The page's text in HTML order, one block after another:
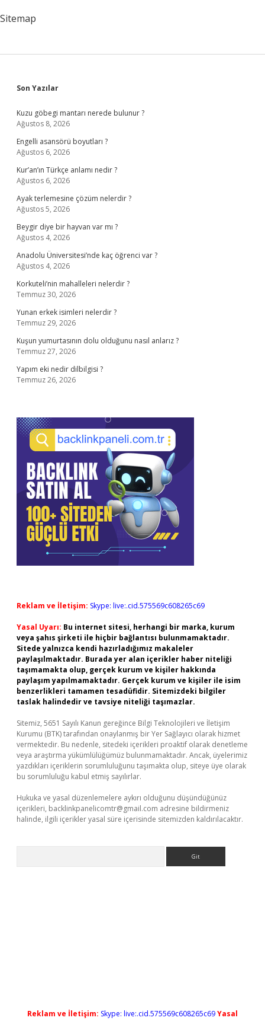
Sitemap
Sidebar
Son Yazılar
Kuzu göbegi mantarı nerede bulunur ?
Ağustos 8, 2026
Engelli asansörü boyutları ?
Ağustos 6, 2026
Kur’an’ın Türkçe anlamı nedir ?
Ağustos 6, 2026
Ayak terlemesine çözüm nelerdir ?
Ağustos 5, 2026
Beygir diye bir hayvan var mı ?
Ağustos 4, 2026
Anadolu Üniversitesi’nde kaç öğrenci var ?
Ağustos 4, 2026
Korkuteli’nin mahalleleri nelerdir ?
Temmuz 30, 2026
Yunan erkek isimleri nelerdir ?
Temmuz 29, 2026
Kuşun yumurtasının dolu olduğunu nasıl anlarız ?
Temmuz 27, 2026
Yapım eki nedir dilbilgisi ?
Temmuz 26, 2026
Reklam ve İletişim: Skype: live:.cid.575569c608265c69
Yasal Uyarı: Bu internet sitesi, herhangi bir marka, kurum
veya şahıs şirketi ile hiçbir bağlantısı bulunmamaktadır.
Sitede yalnızca kendi hazırladığımız makaleler
paylaşılmaktadır. Burada yer alan içerikler haber niteliği
taşımamakta olup, gerçek kurum ve kişiler hakkında
paylaşım yapılmamaktadır. Gerçek kurum ve kişiler ile isim
benzerlikleri tamamen tesadüfidir. Sitemizdeki bilgiler
taslak halindedir ve tavsiye niteliği taşımazlar.
Sitemiz, 5651 Sayılı Kanun gereğince Bilgi Teknolojileri ve İletişim
Kurumu (BTK) tarafından onaylanmış bir Yer Sağlayıcı olarak hizmet
vermektedir. Bu nedenle, sitedeki içerikleri proaktif olarak denetleme
veya araştırma yükümlülüğümüz bulunmamaktadır. Ancak, üyelerimiz
yazdıkları içeriklerin sorumluluğunu taşımakta olup, siteye üye olarak
bu sorumluluğu kabul etmiş sayılırlar.
Hukuka ve yasal düzenlemelere aykırı olduğunu düşündüğünüz
içerikleri, backlinkpanelicomtr@gmail.com adresine bildirmeniz
halinde, ilgili içerikler yasal süre içerisinde sitemizden kaldırılacaktır.
Reklam ve İletişim: Skype: live:.cid.575569c608265c69Yasal